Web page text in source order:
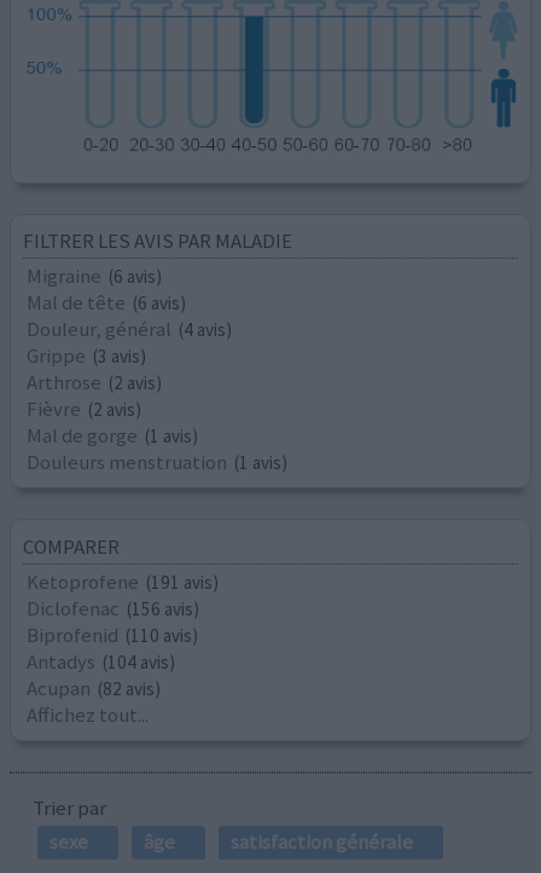
FILTRER LES AVIS PAR MALADIE
Migraine (6 avis)
Mal de tête (6 avis)
Douleur, général (4 avis)
Grippe (3 avis)
Arthrose (2 avis)
Fièvre (2 avis)
Mal de gorge (1 avis)
Douleurs menstruation (1 avis)
COMPARER
Ketoprofene (191 avis)
Diclofenac (156 avis)
Biprofenid (110 avis)
Antadys (104 avis)
Acupan (82 avis)
Affichez tout...
Trier par
sexe
âge satisfaction générale